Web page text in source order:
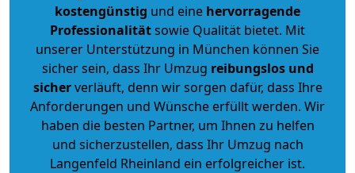
kostengünstig und eine hervorragende
Professionalitätsowie Qualität bietet. Mit
unserer Unterstützung in München können Sie
sicher sein, dass Ihr Umzug reibungslos und
sicherverläuft, denn wir sorgen dafür, dass Ihre
Anforderungen und Wünsche erfüllt werden. Wir
haben die besten Partner, um Ihnen zu helfen
und sicherzustellen, dass Ihr Umzug nach
Langenfeld Rheinland ein erfolgreicher ist.